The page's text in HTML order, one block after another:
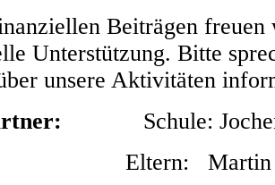
Beiträgen
Unterstützung. Bitte
unsere Aktivitäten
Schule: Jochen
Martin